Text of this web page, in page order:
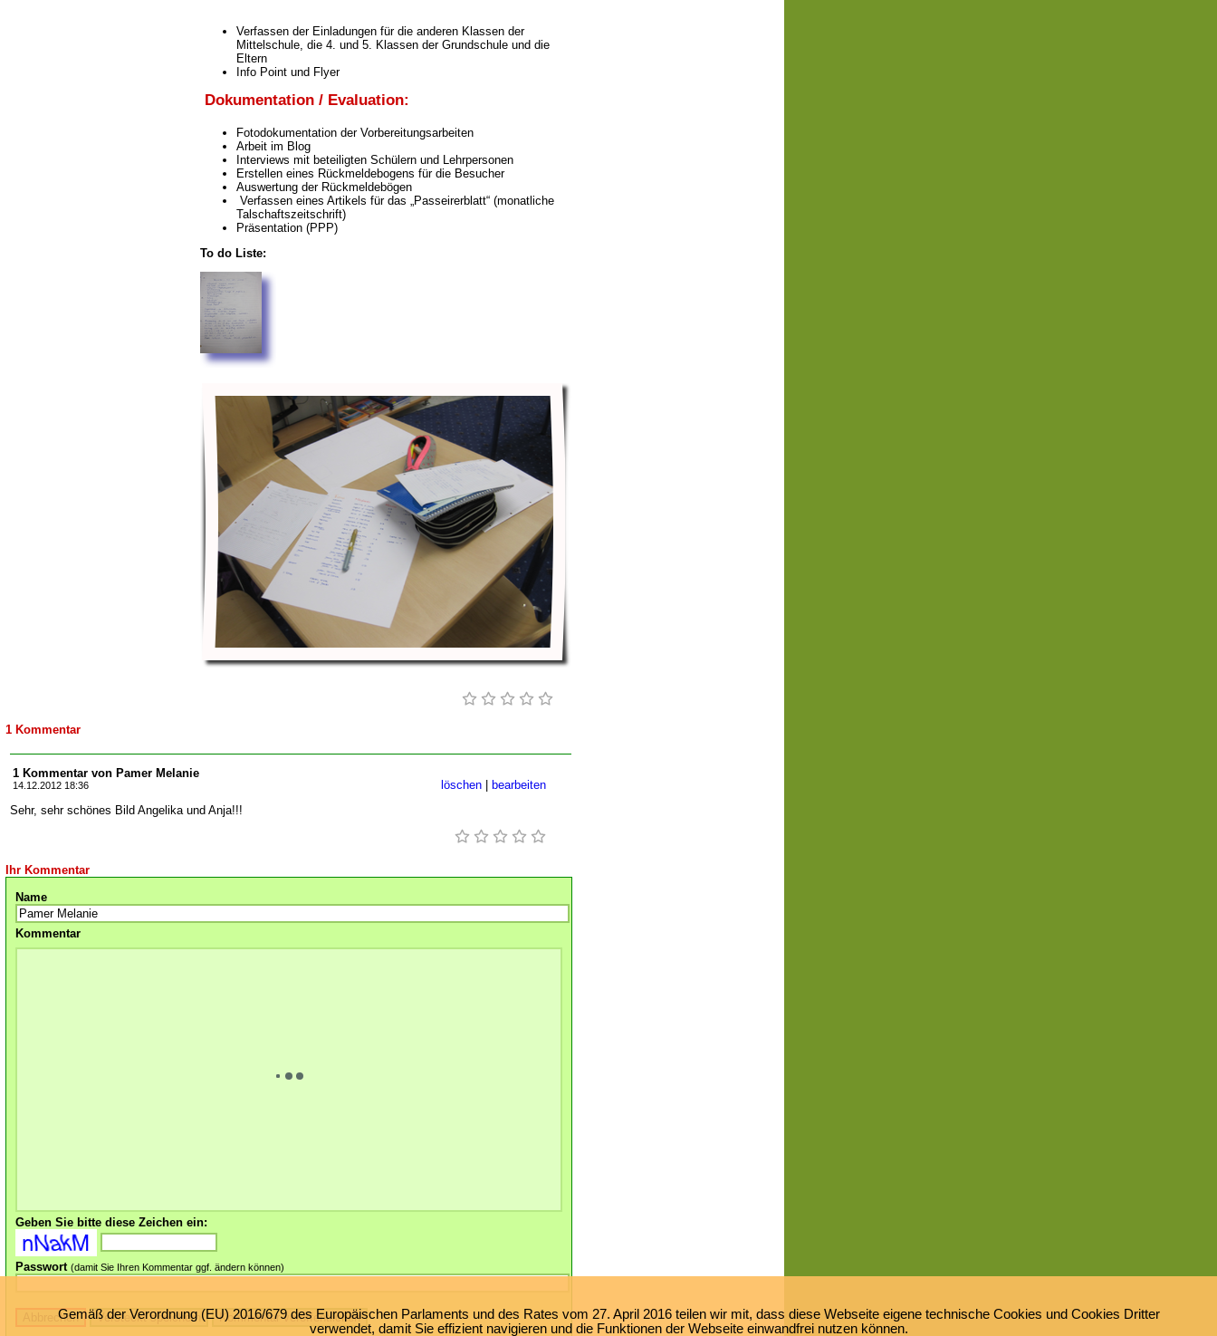
Verfassen der Einladungen für die anderen Klassen der
Mittelschule, die 4. und 5. Klassen der Grundschule und die
Eltern
Info Point und Flyer
Dokumentation / Evaluation:
Fotodokumentation der Vorbereitungsarbeiten
Arbeit im Blog
Interviews mit beteiligten Schülern und Lehrpersonen
Erstellen eines Rückmeldebogens für die Besucher
Auswertung der Rückmeldebögen
Verfassen eines Artikels für das „Passeirerblatt“ (monatliche
Talschaftszeitschrift)
Präsentation (PPP)
To do Liste:
1 Kommentar
1 Kommentar von Pamer Melanie
14.12.2012 18:36 bearbeiten
löschen
Sehr, sehr schönes Bild Angelika und Anja!!!
Ihr Kommentar
Name
Kommentar
Geben Sie bitte diese Zeichen ein:
Passwort (damit Sie Ihren Kommentar ggf. ändern können)
Gemäß der Verordnung (EU) 2016/679 des Europäischen Parlaments und des Rates vom 27. April 2016 teilen wir mit, dass diese Webseite eigene technische Cookies und Cookies Dritter
verwendet, damit Sie effizient navigieren und die Funktionen der Webseite einwandfrei nutzen können.